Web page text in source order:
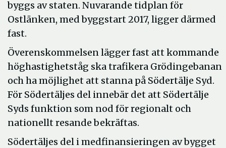
byggs av staten. Nuvarande tidplan för
Ostlänken, med byggstart 2017, ligger därmed
fast.
Överenskommelsen lägger fast att kommande
höghastighetståg ska trafikera Grödingebanan
och ha möjlighet att stanna på Södertälje Syd.
För Södertäljes del innebär det att Södertälje
Syds funktion som nod för regionalt och
nationellt resande bekräftas.
Södertäljes del i medfinansieringen av bygget